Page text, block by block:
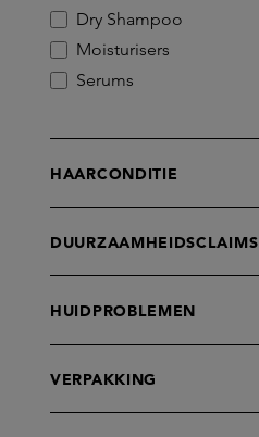
Dry Shampoo
Moisturisers
Serums
HAARCONDITIE
DUURZAAMHEIDSCLAIMS
HUIDPROBLEMEN
VERPAKKING